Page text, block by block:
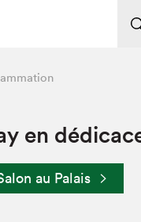
2022
en
au Palais